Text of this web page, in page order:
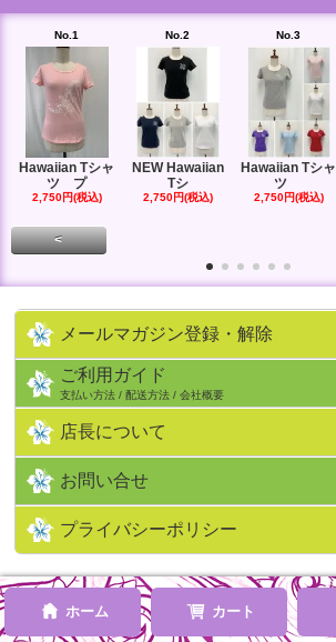
No.1
Hawaiian Tシャ
ツ プ
2,750円(税込)
No.2
NEW Hawaiian
Tシ
2,750円(税込)
No.3
Hawaiian Tシャ
ツ
2,750円(税込)
<
メールマガジン登録・解除
ご利用ガイド
支払い方法 / 配送方法 / 会社概要
店長について
お問い合せ
プライバシーポリシー
ホーム カート